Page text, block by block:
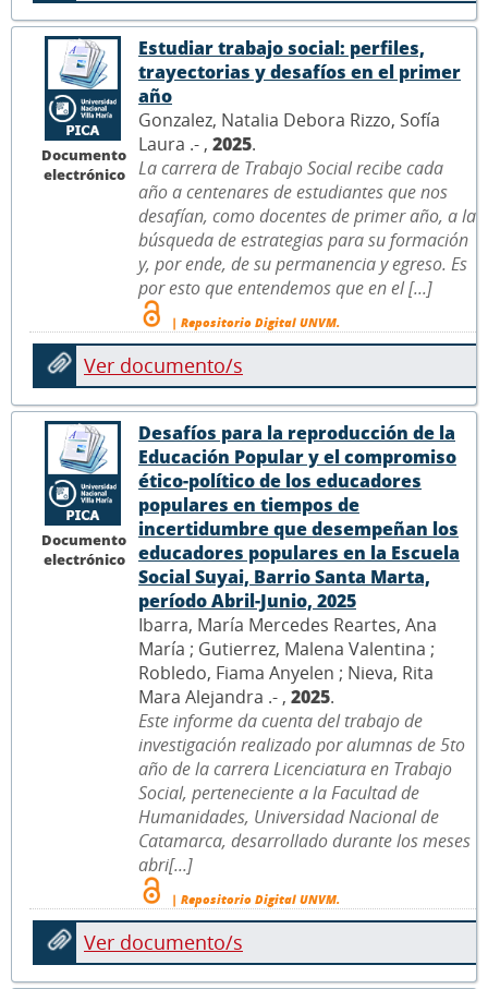
Documento
electrónico
Estudiar trabajo social: perfiles,
trayectorias y desafíos en el primer
año
Gonzalez, Natalia Debora Rizzo, Sofía
Laura .- , 2025.
La carrera de Trabajo Social recibe cada
año a centenares de estudiantes que nos
desafían, como docentes de primer año, a la
búsqueda de estrategias para su formación
y, por ende, de su permanencia y egreso. Es
por esto que entendemos que en el [...]
| Repositorio Digital UNVM.
Ver documento/s
Documento
electrónico
Desafíos para la reproducción de la
Educación Popular y el compromiso
ético-político de los educadores
populares en tiempos de
incertidumbre que desempeñan los
educadores populares en la Escuela
Social Suyai, Barrio Santa Marta,
período Abril-Junio, 2025
Ibarra, María Mercedes Reartes, Ana
María ; Gutierrez, Malena Valentina ;
Robledo, Fiama Anyelen ; Nieva, Rita
Mara Alejandra .- , 2025.
Este informe da cuenta del trabajo de
investigación realizado por alumnas de 5to
año de la carrera Licenciatura en Trabajo
Social, perteneciente a la Facultad de
Humanidades, Universidad Nacional de
Catamarca, desarrollado durante los meses
abri[...]
| Repositorio Digital UNVM.
Ver documento/s